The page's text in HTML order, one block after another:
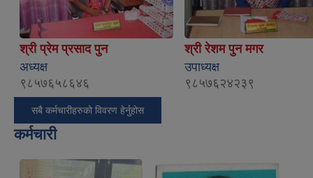
श्री प्रेम प्रसाद पुन
अध्यक्ष
९८५७६५८६४६
श्री रेशम पुन मगर
उपाध्यक्ष
९८५७६२४२३९
सबै कर्मचारीहरुको विवरण हेर्नुहोस
कर्मचारी